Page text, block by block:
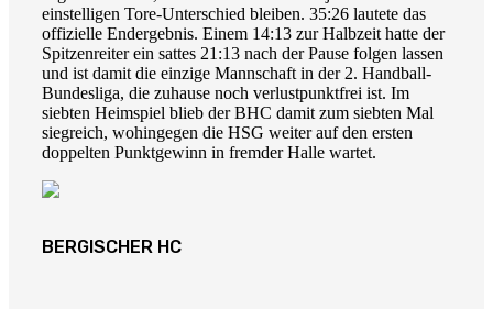
einstelligen Tore-Unterschied bleiben. 35:26 lautete das
offizielle Endergebnis. Einem 14:13 zur Halbzeit hatte der
Spitzenreiter ein sattes 21:13 nach der Pause folgen lassen
und ist damit die einzige Mannschaft in der 2. Handball-
Bundesliga, die zuhause noch verlustpunktfrei ist. Im
siebten Heimspiel blieb der BHC damit zum siebten Mal
siegreich, wohingegen die HSG weiter auf den ersten
doppelten Punktgewinn in fremder Halle wartet.
BERGISCHER HC